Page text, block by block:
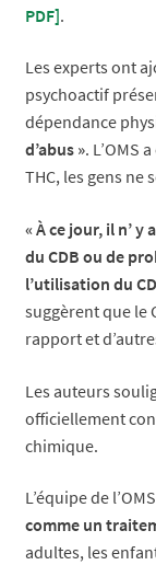
PDF].
Les experts ont
psychoactif
dépendance
d’abus ». L’OMS
THC, les gens ne
« À ce jour, il n’
du CDB ou de
l’utilisation du
suggèrent que le
rapport et
Les auteurs
officiellement
chimique.
L’équipe de
comme un
adultes, les